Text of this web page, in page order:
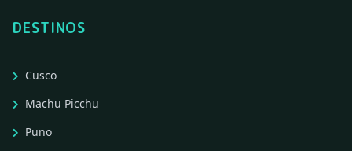
DESTINOS
Cusco
Machu Picchu
Puno